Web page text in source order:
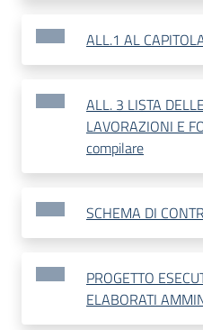
ALL.1 AL
ALL. 3 LISTA DELLE
LAVORAZIONI E
compilare
SCHEMA DI
PROGETTO
ELABORATI